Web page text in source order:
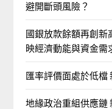
避開斷頭風險？
國銀放款餘額再創新
映經濟動能與資金需
匯率評價面處於低檔
地緣政治重組供應鏈